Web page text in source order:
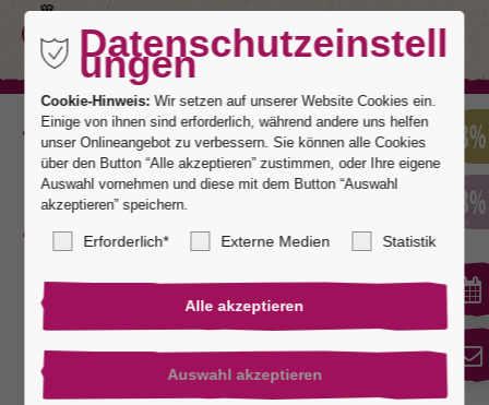
Zurück
Palau 5
Datenschutzeinstell
ungen
Cookie-Hinweis: Wir setzen auf unserer Website Cookies ein.
Einige von ihnen sind erforderlich, während andere uns helfen
unser Onlineangebot zu verbessern. Sie können alle Cookies
über den Button “Alle akzeptieren” zustimmen, oder Ihre eigene
Auswahl vornehmen und diese mit dem Button “Auswahl
akzeptieren” speichern.
Erforderlich* Externe Medien Statistik